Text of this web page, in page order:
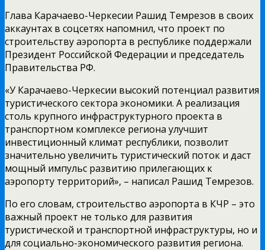
Глава Карачаево-Черкесии Рашид Темрезов в своих
аккаунтах в соцсетях напомнил, что проект по
строительству аэропорта в республике поддержали
Президент Российской Федерации и председатель
Правительства РФ.
«У Карачаево-Черкесии высокий потенциал развития
туристического сектора экономики. А реализация
столь крупного инфраструктурного проекта в
транспортном комплексе региона улучшит
инвестиционный климат республики, позволит
значительно увеличить туристический поток и даст
мощный импульс развитию прилегающих к
аэропорту территорий», – написал Рашид Темрезов.
По его словам, строительство аэропорта в КЧР – это
важный проект не только для развития
туристической и транспортной инфраструктуры, но и
для социально-экономического развития региона.